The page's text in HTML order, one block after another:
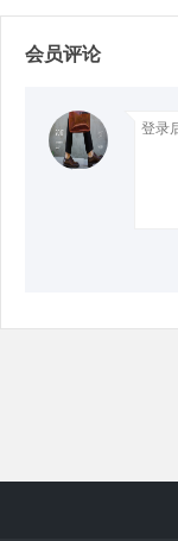
会员评论